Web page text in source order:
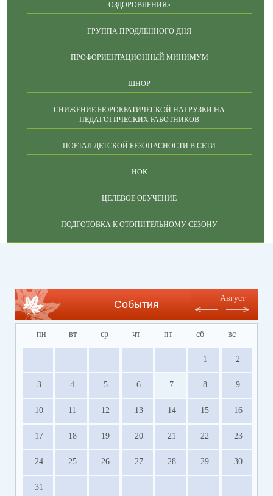
ОЗДОРОВЛЕНИЯ»
ГРУППА ПРОДЛЕННОГО ДНЯ
ПРОФОРИЕНТАЦИОННЫЙ МИНИМУМ
ШНОР
СНИЖЕНИЕ БЮРОКРАТИЧЕСКОЙ НАГРУЗКИ НА
ПЕДАГОГИЧЕСКИХ РАБОТНИКОВ
ПОРТАЛ ДЕТСКОЙ БЕЗОПАСНОСТИ В СЕТИ
НОК
ЦЕЛЕВОЕ ОБУЧЕНИЕ
ПОДГОТОВКА К ОТОПИТЕЛЬНОМУ СЕЗОНУ
События
Август
пн вт ср чт пт сб вс
1 2
3 4 5 6 7 8 9
10 11 12 13 14 15 16
17 18 19 20 21 22 23
24 25 26 27 28 29 30
31